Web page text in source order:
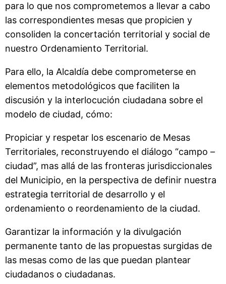
para lo que nos comprometemos a llevar a cabo
las correspondientes mesas que propicien y
consoliden la concertación territorial y social de
nuestro Ordenamiento Territorial.
Para ello, la Alcaldía debe comprometerse en
elementos metodológicos que faciliten la
discusión y la interlocución ciudadana sobre el
modelo de ciudad, cómo:
Propiciar y respetar los escenario de Mesas
Territoriales, reconstruyendo el diálogo “campo –
ciudad”, mas allá de las fronteras jurisdiccionales
del Municipio, en la perspectiva de definir nuestra
estrategia territorial de desarrollo y el
ordenamiento o reordenamiento de la ciudad.
Garantizar la información y la divulgación
permanente tanto de las propuestas surgidas de
las mesas como de las que puedan plantear
ciudadanos o ciudadanas.